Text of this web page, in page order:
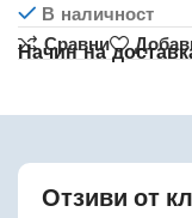
В наличност
Сравни
Начин на
Отзиви от